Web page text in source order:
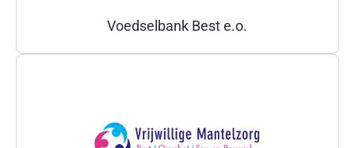
Voedselbank Best e.o.